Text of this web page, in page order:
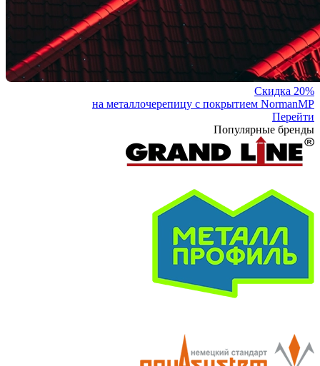
Скидка 20%
на металлочерепицу с покрытием NormanMP
Перейти
Популярные бренды